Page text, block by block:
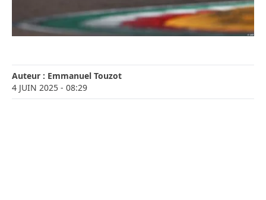
Auteur : Emmanuel Touzot
4 JUIN 2025 - 08:29